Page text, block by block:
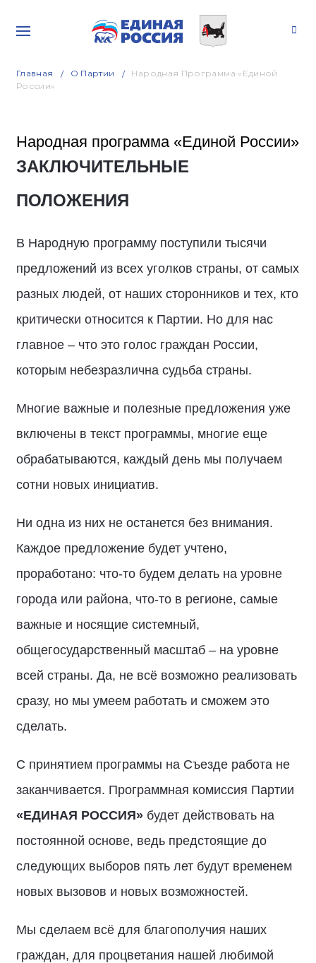
Главная О Партии
Народная Программа «Единой
России»
Народная программа «Единой России»
ЗАКЛЮЧИТЕЛЬНЫЕ
ПОЛОЖЕНИЯ
В Народную программу поступили тысячи
предложений из всех уголков страны, от самых
разных людей, от наших сторонников и тех, кто
критически относится к Партии. Но для нас
главное – что это голос граждан России,
которым небезразлична судьба страны.
Многие важные и полезные предложения уже
включены в текст программы, многие еще
обрабатываются, каждый день мы получаем
сотни новых инициатив.
Ни одна из них не останется без внимания.
Каждое предложение будет учтено,
проработано: что-то будем делать на уровне
города или района, что-то в регионе, самые
важные и носящие системный,
общегосударственный масштаб – на уровне
всей страны. Да, не всё возможно реализовать
сразу, но мы умеем работать и сможем это
сделать.
С принятием программы на Съезде работа не
заканчивается. Программная комиссия Партии
«ЕДИНАЯ РОССИЯ» будет действовать на
постоянной основе, ведь предстоящие до
следующих выборов пять лет будут временем
новых вызовов и новых возможностей.
Мы сделаем всё для благополучия наших
граждан, для процветания нашей любимой